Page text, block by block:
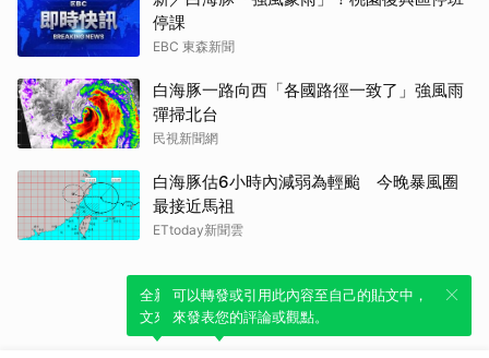
停課
EBC 東森新聞
白海豚一路向西「各國路徑一致了」強風雨
彈掃北台
民視新聞網
白海豚估6小時內減弱為輕颱 今晚暴風圈
最接近馬祖
ETtoday新聞雲
全新體驗！一鍵引用此內容，透過發布貼
文來輕鬆表達個人立場。
可以轉發或引用此內容至自己的貼文中，
來發表您的評論或觀點。